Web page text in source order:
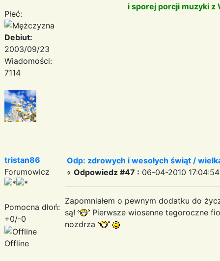
Płeć:
Debiut:
2003/09/23
Wiadomości:
7114
i sporej porcji muzyki z
tristan86
Forumowicz
Pomocna dłoń:
+0/-0
Offline
Odp: zdrowych i wesołych świąt /
« Odpowiedz #47 : 06-04-2010
Zapomniałem o pewnym dodatku do
są!
Pierwsze wiosenne tegoroczne
nozdrza